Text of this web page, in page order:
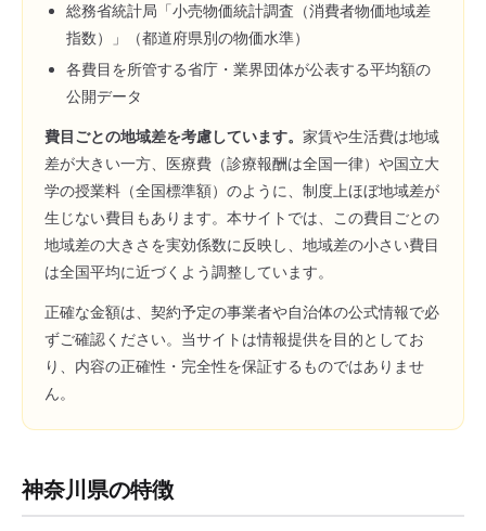
総務省統計局「小売物価統計調査（消費者物価地域差
指数）」（都道府県別の物価水準）
各費目を所管する省庁・業界団体が公表する平均額の
公開データ
費目ごとの地域差を考慮しています。 家賃や生活費は地域
差が大きい一方、医療費（診療報酬は全国一律）や国立大
学の授業料（全国標準額）のように、制度上ほぼ地域差が
生じない費目もあります。本サイトでは、この費目ごとの
地域差の大きさを実効係数に反映し、地域差の小さい費目
は全国平均に近づくよう調整しています。
正確な金額は、契約予定の事業者や自治体の公式情報で必
ずご確認ください。当サイトは情報提供を目的としてお
り、内容の正確性・完全性を保証するものではありませ
ん。
神奈川県の特徴